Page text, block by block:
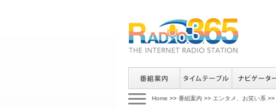
Home >> 番組案内 >> エンタメ、お笑い系 >>